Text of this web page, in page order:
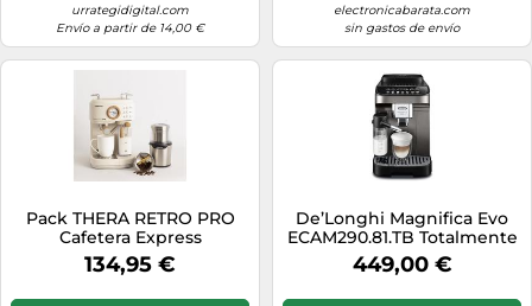
urrategidigital.com
Envío a partir de 14,00 €
electronicabarata.com
sin gastos de envío
Pack THERA RETRO PRO
Cafetera Express
Semiautomática + MILL
PRO Molinillo De Café Y
Especias Blanco Roto
134,95 €
De’Longhi Magnifica Evo
ECAM290.81.TB Totalmente
automática Máquina
espresso 1,8 L
449,00 €